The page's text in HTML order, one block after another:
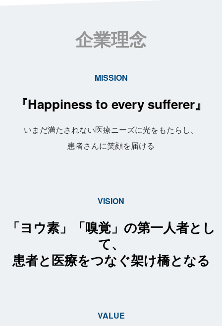
企業理念
MISSION
『Happiness to every sufferer』
いまだ満たされない医療ニーズに光をもたらし、
患者さんに笑顔を届ける
VISION
「ヨウ素」「嗅覚」の第一人者とし
て、
患者と医療をつなぐ架け橋となる
VALUE